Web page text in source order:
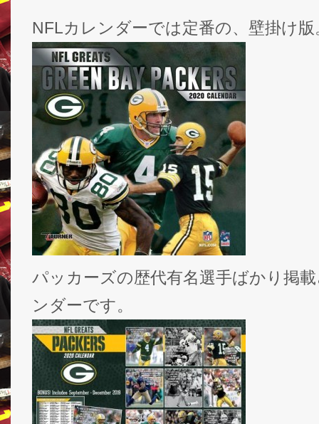
NFLカレンダーでは定番の、壁掛け版
パッカーズの歴代有名選手ばかり掲
ンダーです。